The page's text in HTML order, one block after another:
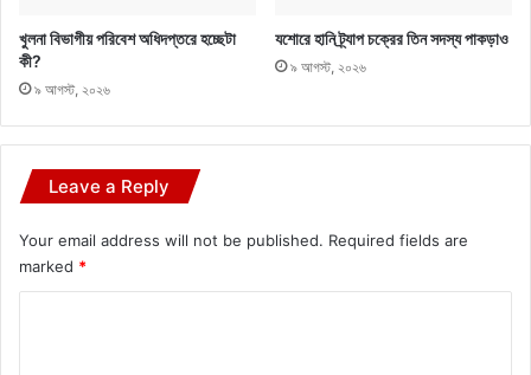
খুলনা বিভাগীয় পরিবেশ অধিদপ্তরে হচ্ছেটা
কী?
৯ আগস্ট, ২০২৬
যশোরে হানি ট্র্যাপ চক্রের তিন সদস্য পাকড়াও
৯ আগস্ট, ২০২৬
Leave a Reply
Your email address will not be published. Required fields are
marked *